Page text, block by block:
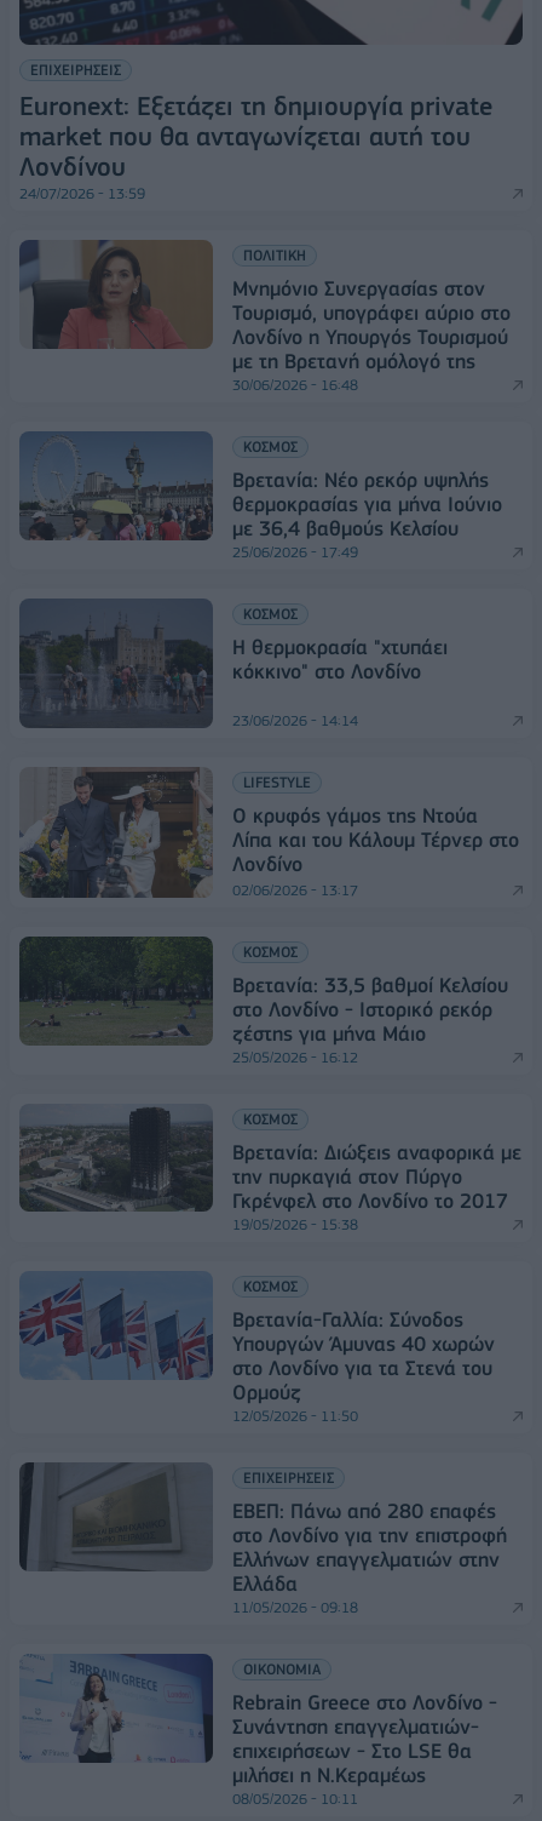
ΕΠΙΧΕΙΡΗΣΕΙΣ
Euronext: Εξετάζει τη δημιουργία private
market που θα ανταγωνίζεται αυτή του
Λονδίνου
24/07/2026 - 13:59
ΠΟΛΙΤΙΚΗ
Μνημόνιο Συνεργασίας στον
Τουρισμό, υπογράφει αύριο στο
Λονδίνο η Υπουργός Τουρισμού
με τη Βρετανή ομόλογό της
30/06/2026 - 16:48
ΚΟΣΜΟΣ
Βρετανία: Νέο ρεκόρ υψηλής
θερμοκρασίας για μήνα Ιούνιο
με 36,4 βαθμούς Κελσίου
25/06/2026 - 17:49
ΚΟΣΜΟΣ
Η θερμοκρασία "χτυπάει
κόκκινο" στο Λονδίνο
23/06/2026 - 14:14
LIFESTYLE
Ο κρυφός γάμος της Ντούα
Λίπα και του Κάλουμ Τέρνερ στο
Λονδίνο
02/06/2026 - 13:17
ΚΟΣΜΟΣ
Βρετανία: 33,5 βαθμοί Κελσίου
στο Λονδίνο - Ιστορικό ρεκόρ
ζέστης για μήνα Μάιο
25/05/2026 - 16:12
ΚΟΣΜΟΣ
Βρετανία: Διώξεις αναφορικά με
την πυρκαγιά στον Πύργο
Γκρένφελ στο Λονδίνο το 2017
19/05/2026 - 15:38
ΚΟΣΜΟΣ
Βρετανία-Γαλλία: Σύνοδος
Υπουργών Άμυνας 40 χωρών
στο Λονδίνο για τα Στενά του
Ορμούζ
12/05/2026 - 11:50
ΕΠΙΧΕΙΡΗΣΕΙΣ
ΕΒΕΠ: Πάνω από 280 επαφές
στο Λονδίνο για την επιστροφή
Ελλήνων επαγγελματιών στην
Ελλάδα
11/05/2026 - 09:18
ΟΙΚΟΝΟΜΙΑ
Rebrain Greece στο Λονδίνο -
Συνάντηση επαγγελματιών-
επιχειρήσεων - Στο LSE θα
μιλήσει η Ν.Κεραμέως
08/05/2026 - 10:11